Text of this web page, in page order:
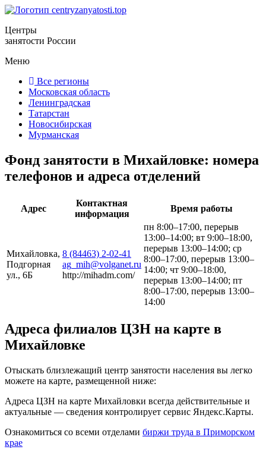
Центры
занятости России
Меню
Все регионы
Московская область
Ленинградская
Татарстан
Новосибирская
Мурманская
Фонд занятости в Михайловке: номера
телефонов и адреса отделений
Адрес
Контактная
информация
Время работы
Михайловка,
Подгорная
ул., 6Б
8 (84463) 2-02-41
ag_mih@volganet.ru
http://mihadm.com/
пн 8:00–17:00, перерыв
13:00–14:00; вт 9:00–18:00,
перерыв 13:00–14:00; ср
8:00–17:00, перерыв 13:00–
14:00; чт 9:00–18:00,
перерыв 13:00–14:00; пт
8:00–17:00, перерыв 13:00–
14:00
Адреса филиалов ЦЗН на карте в
Михайловке
Отыскать близлежащий центр занятости населения вы легко
можете на карте, размещенной ниже:
Адреса ЦЗН на карте Михайловки всегда действительные и
актуальные — сведения контролирует сервис Яндекс.Карты.
Ознакомиться со всеми отделами биржи труда в Приморском
крае